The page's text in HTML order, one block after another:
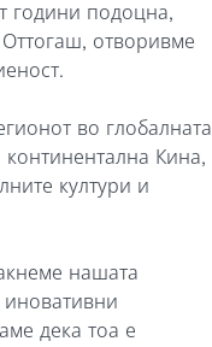
години подоцна,
отворивме
во глобалната
Кина,
култури и
нашата
дека тоа е